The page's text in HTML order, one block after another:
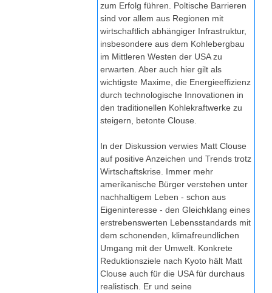
zum Erfolg führen. Poltische Barrieren
sind vor allem aus Regionen mit
wirtschaftlich abhängiger Infrastruktur,
insbesondere aus dem Kohlebergbau
im Mittleren Westen der USA zu
erwarten. Aber auch hier gilt als
wichtigste Maxime, die Energieeffizienz
durch technologische Innovationen in
den traditionellen Kohlekraftwerke zu
steigern, betonte Clouse.
In der Diskussion verwies Matt Clouse
auf positive Anzeichen und Trends trotz
Wirtschaftskrise. Immer mehr
amerikanische Bürger verstehen unter
nachhaltigem Leben - schon aus
Eigeninteresse - den Gleichklang eines
erstrebenswerten Lebensstandards mit
dem schonenden, klimafreundlichen
Umgang mit der Umwelt. Konkrete
Reduktionsziele nach Kyoto hält Matt
Clouse auch für die USA für durchaus
realistisch. Er und seine